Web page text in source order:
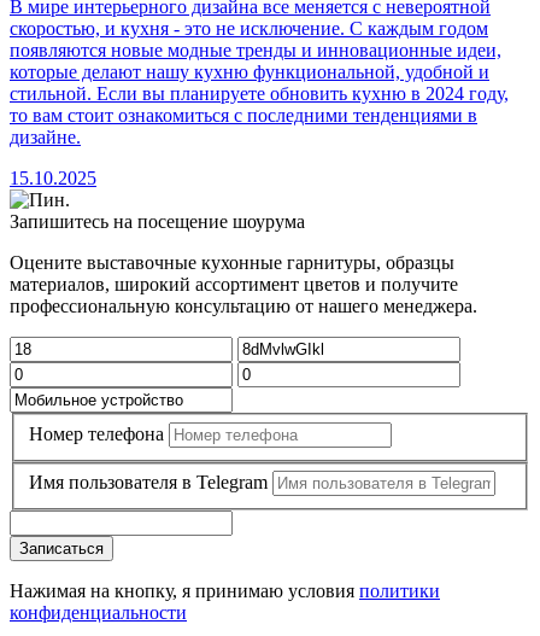
В мире интерьерного дизайна все меняется с невероятной
скоростью, и кухня - это не исключение. С каждым годом
появляются новые модные тренды и инновационные идеи,
которые делают нашу кухню функциональной, удобной и
стильной. Если вы планируете обновить кухню в 2024 году,
то вам стоит ознакомиться с последними тенденциями в
дизайне.
15.10.2025
Запишитесь на посещение шоурума
Оцените выставочные кухонные гарнитуры, образцы
материалов, широкий ассортимент цветов и получите
профессиональную консультацию от нашего менеджера.
Номер телефона
Имя пользователя в Telegram
Записаться
Нажимая на кнопку, я принимаю условия политики
конфиденциальности